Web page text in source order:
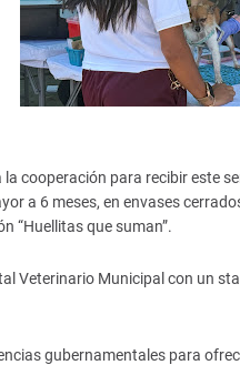
cooperación para recibir este
a 6 meses, en envases
“Huellitas que suman”.
Veterinario Municipal con un
gubernamentales para